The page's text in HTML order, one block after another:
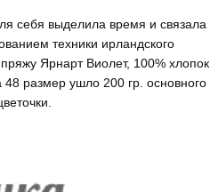
себя выделила время и связала
техники ирландского
Ярнарт Виолет, 100% хлопок,
размер ушло 200 гр. основного